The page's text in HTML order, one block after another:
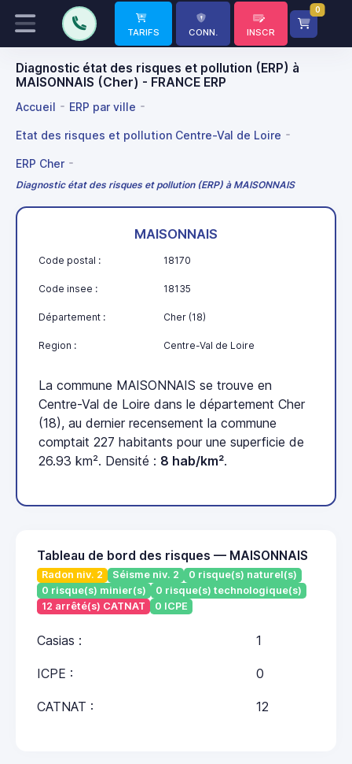
TARIFS CONN. INSCR
0
Diagnostic état des risques et pollution (ERP) à
MAISONNAIS (Cher) - FRANCE ERP
Accueil ERP par ville
Etat des risques et pollution Centre-Val de Loire
ERP Cher
Diagnostic état des risques et pollution (ERP) à MAISONNAIS
MAISONNAIS
Code postal : 18170
Code insee : 18135
Département : Cher (18)
Region : Centre-Val de Loire
La commune MAISONNAIS se trouve en
Centre-Val de Loire dans le département Cher
(18), au dernier recensement la commune
comptait 227 habitants pour une superficie de
26.93 km². Densité : 8 hab/km².
Tableau de bord des risques — MAISONNAIS
Radon niv. 2 Séisme niv. 2
0 risque(s) naturel(s)
0 risque(s) minier(s)
0 risque(s) technologique(s)
12 arrêté(s) CATNAT
0 ICPE
Casias : 1
ICPE : 0
CATNAT : 12